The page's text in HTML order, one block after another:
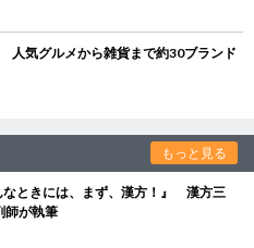
気グルメから雑貨まで約30ブランド
もっと見る
なときには、まず、漢方！』 漢方三
師が執筆